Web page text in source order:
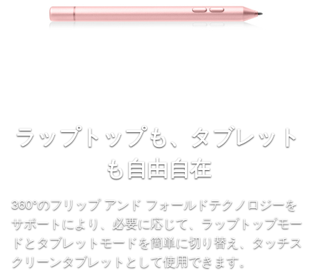
ラップトップも、タブレット
も自由自在
360°のフリップ アンド フォールドテクノロジーを
サポートにより、必要に応じて、ラップトップモー
ドとタブレットモードを簡単に切り替え、タッチス
クリーンタブレットとして使用できます。